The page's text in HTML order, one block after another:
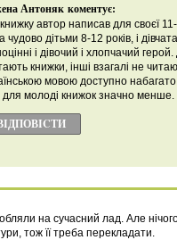
Антоняк коментує:
автор написав для своєї
чудово дітьми 8-12 років, і
і дівочий і хлопчачий
книжки, інші взагалі не
мовою доступно
для молоді книжок значно менше.
на сучасний лад. Але
тож її треба перекладати.